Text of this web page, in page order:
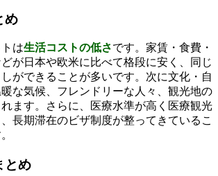
め
は生活コストの低さです。家賃・食費・
が日本や欧米に比べて格段に安く、同じ
ができることが多いです。次に文化・自
な気候、フレンドリーな人々、観光地の
ます。さらに、医療水準が高く医療観光
長期滞在のビザ制度が整ってきているこ
とめ